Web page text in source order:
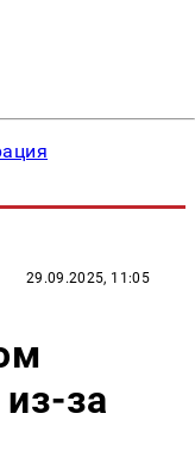
29.09.2025, 11:05
за